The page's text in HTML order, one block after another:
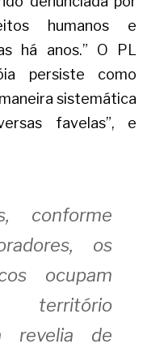
humanos e
há anos.” O PL
persiste como
sistemática
favelas”, e
conforme
os
ocupam
território
revelia de